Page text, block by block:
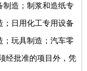
制造；制浆和造纸专
；日用化工专用设备
；玩具制造；汽车零
经批准的项目外，凭